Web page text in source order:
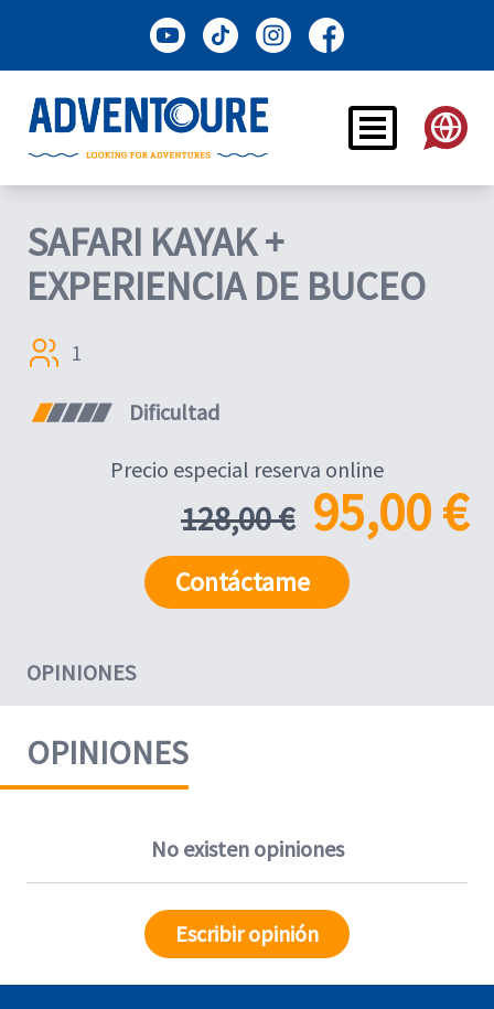
SAFARI KAYAK +
EXPERIENCIA DE BUCEO
1
Dificultad
Precio especial reserva online
128,00 € 95,00 €
Contáctame
OPINIONES
OPINIONES
No existen opiniones
Escribir opinión